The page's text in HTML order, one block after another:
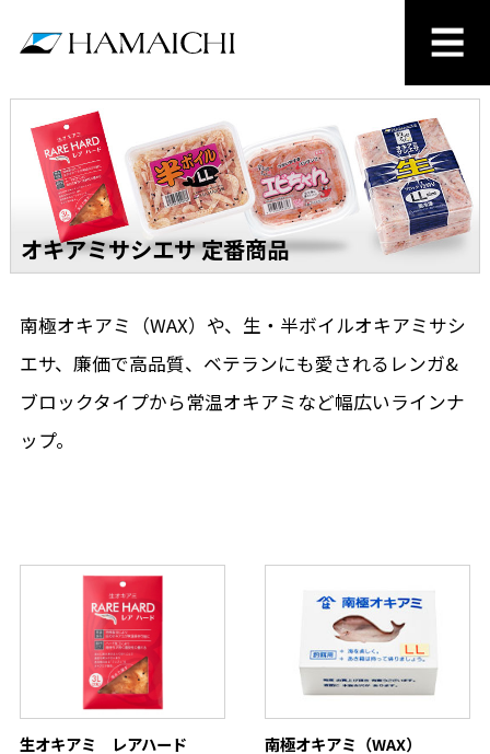
オキアミサシエサ 定番商品
南極オキアミ（WAX）や、生・半ボイルオキアミサシ
エサ、廉価で高品質、ベテランにも愛されるレンガ&
ブロックタイプから常温オキアミなど幅広いラインナ
ップ。
生オキアミ レアハード 南極オキアミ（WAX）